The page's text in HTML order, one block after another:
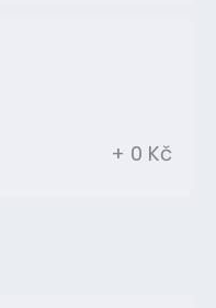
+ 0 Kč